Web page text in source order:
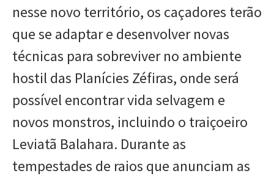
nesse novo território, os caçadores terão
que se adaptar e desenvolver novas
técnicas para sobreviver no ambiente
hostil das Planícies Zéfiras, onde será
possível encontrar vida selvagem e
novos monstros, incluindo o traiçoeiro
Leviatã Balahara. Durante as
tempestades de raios que anunciam as